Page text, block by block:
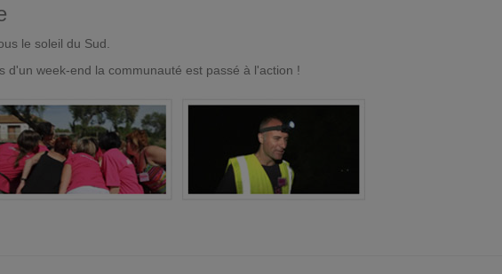
le soleil du Sud.
week-end la communauté est passé à l'action !